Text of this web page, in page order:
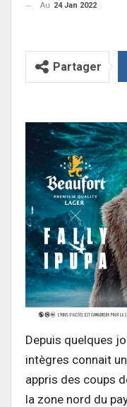
Au 24 Jan 2022
Partager
Depuis quelques
intègres connait
appris des coups
la zone nord du